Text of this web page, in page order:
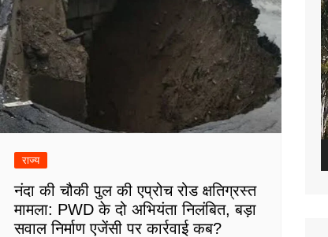
राज्य
नंदा की चौकी पुल की एप्रोच रोड क्षतिग्रस्त
मामला: PWD के दो अभियंता निलंबित, बड़ा
सवाल निर्माण एजेंसी पर कार्रवाई कब?